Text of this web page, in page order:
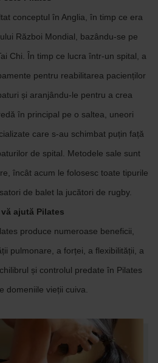
conceptul în Anglia, în timp ce era
Război Mondial, bazându-se pe
Chi. În timp ce lucra într-un spital, a
pentru reabilitarea pacienților
și aranjându-le pentru a crea
în principal pe o saltea, uneori
care s-au schimbat puțin față
de spital. Metodele sale sunt
încât acum le folosesc toate tipurile
de balet la jucători de rugby.
vă ajută Pilates
produce numeroase beneficii,
pulmonare, a forței, a flexibilității, a
și controlul predate în Pilates
domeniile vieții cuiva.